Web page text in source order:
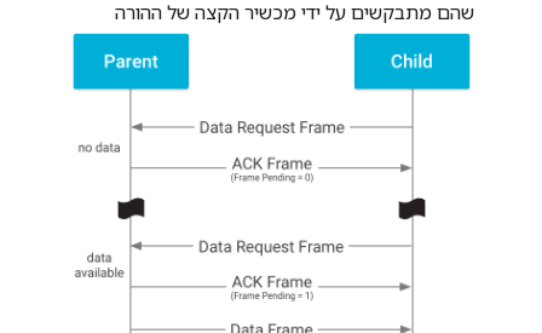
שהם מתבקשים על ידי מכשיר הקצה של ההורה